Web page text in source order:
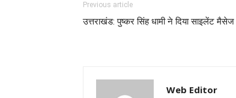
Previous article
उत्तराखंड: पुष्कर सिंह धामी ने दिया साइलेंट मैसेज
Web Editor